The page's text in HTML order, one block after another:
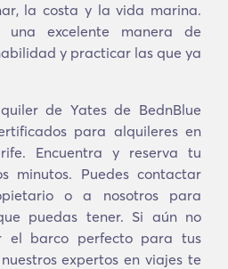
la costa y la vida marina.
una excelente manera de
y practicar las que ya
de Yates de BednBlue
para alquileres en
Encuentra y reserva tu
minutos. Puedes contactar
o a nosotros para
puedas tener. Si aún no
el barco perfecto para tus
expertos en viajes te